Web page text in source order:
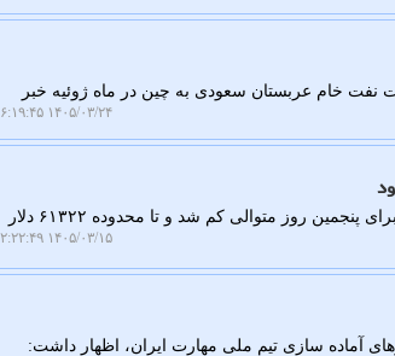
نفت خام عربستان سعودی به چین در ماه ژوئیه خبر
۱۴۰۵/۰۳/۲۴ ۱۶:۱۹:۴۵
به گزارش کار در محل، اولین ارز دیجیتال دنیا در روز پنج شنبه برای پنجمین روز متوالی کم شد و تا محدوده ۶۱۳۲۲ دلار
۱۴۰۵/۰۳/۱۵ ۱۲:۲۲:۴۹
آماده سازی تیم ملی مهارت ایران، اظهار داشت: